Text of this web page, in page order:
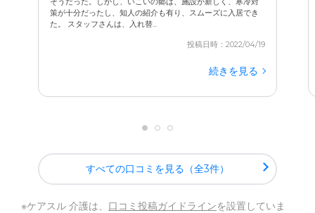
策が十分だったし、知人の紹介も有り、スムーズに入居でき
た。 スタッフさんは、入れ替...
投稿日時：2022/04/19
続きを見る
すべての口コミを見る（全3件）
※ケアスル 介護は、 口コミ投稿ガイドラインを設置していま